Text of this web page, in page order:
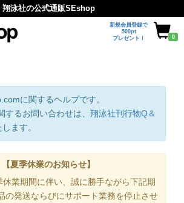
翔泳社の公式通販SEshop
新規会員登録で
500pt
プレゼント！
0
に関するヘルプです。
するお問い合わせは、 翔泳社刊行物Q＆
ます。
【夏季休業のお知らせ】
休業期間に伴い、誠に勝手ながら下記期
の発送ならびにサポート業務を停止させ